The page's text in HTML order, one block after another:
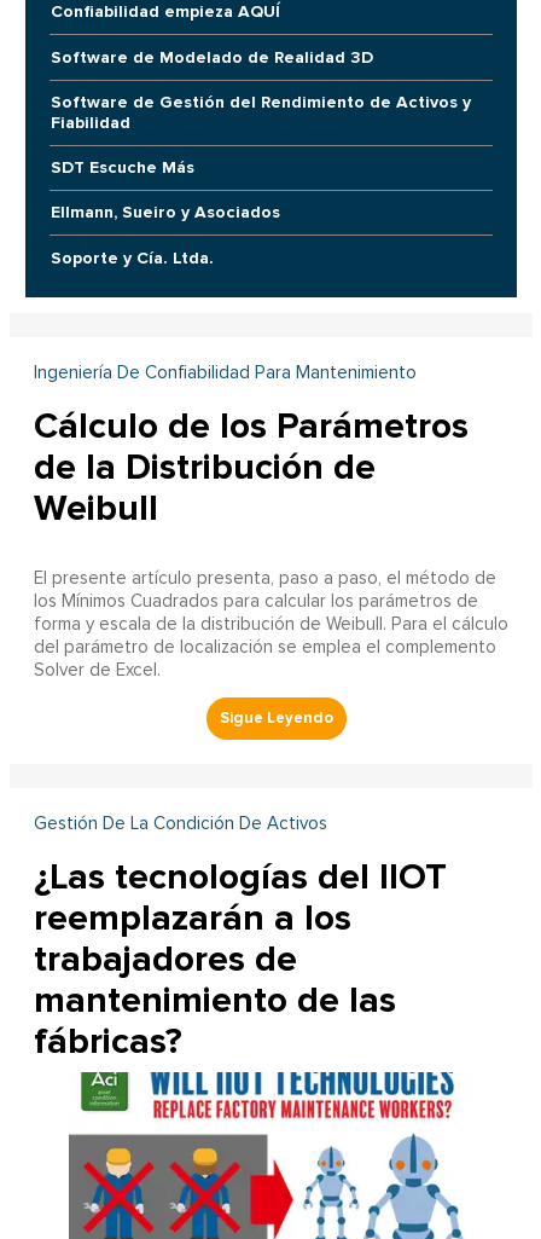
Confiabilidad empieza AQUÍ
Software de Modelado de Realidad 3D
Software de Gestión del Rendimiento de Activos y
Fiabilidad
SDT Escuche Más
Ellmann, Sueiro y Asociados
Soporte y Cía. Ltda.
Ingeniería De Confiabilidad Para Mantenimiento
Cálculo de los Parámetros
de la Distribución de
Weibull
El presente artículo presenta, paso a paso, el método de
los Mínimos Cuadrados para calcular los parámetros de
forma y escala de la distribución de Weibull. Para el cálculo
del parámetro de localización se emplea el complemento
Solver de Excel.
Gestión De La Condición De Activos
¿Las tecnologías del IIOT
reemplazarán a los
trabajadores de
mantenimiento de las
fábricas?